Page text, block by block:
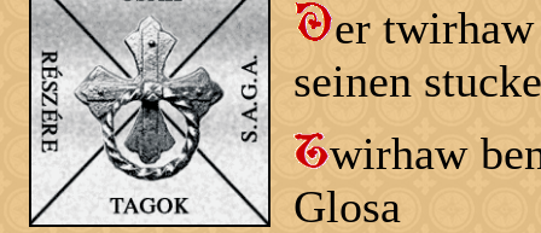
er
seinen
wirhaw
Glosa